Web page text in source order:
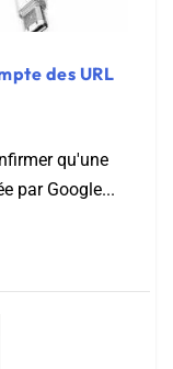
des URL
qu'une
par Google...